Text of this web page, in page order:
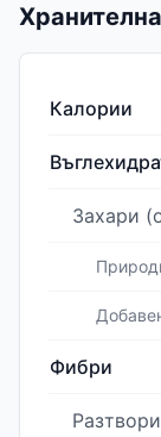
Калории
Захари
Фибри